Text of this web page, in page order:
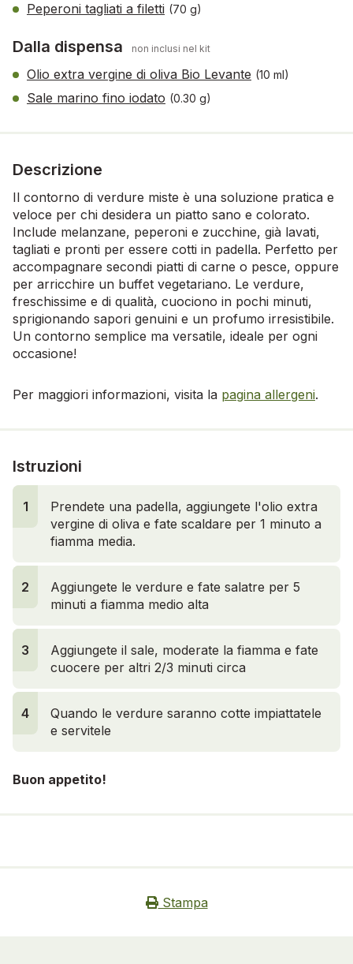
Peperoni tagliati a filetti (70 g)
Dalla dispensa non inclusi nel kit
Olio extra vergine di oliva Bio Levante (10 ml)
Sale marino fino iodato (0.30 g)
Descrizione
Il contorno di verdure miste è una soluzione pratica e
veloce per chi desidera un piatto sano e colorato.
Include melanzane, peperoni e zucchine, già lavati,
tagliati e pronti per essere cotti in padella. Perfetto per
accompagnare secondi piatti di carne o pesce, oppure
per arricchire un buffet vegetariano. Le verdure,
freschissime e di qualità, cuociono in pochi minuti,
sprigionando sapori genuini e un profumo irresistibile.
Un contorno semplice ma versatile, ideale per ogni
occasione!
Per maggiori informazioni, visita la pagina allergeni.
Istruzioni
1
Prendete una padella, aggiungete l'olio extra
vergine di oliva e fate scaldare per 1 minuto a
fiamma media.
2
Aggiungete le verdure e fate salatre per 5
minuti a fiamma medio alta
2
4
Aggiungete il sale, moderate la fiamma e fate
cuocere per altri 2/3 minuti circa
3
4
Quando le verdure saranno cotte impiattatele
e servitele
Buon appetito!
Stampa